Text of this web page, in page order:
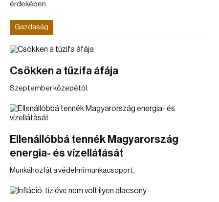
érdekében.
Gazdaság
Csökken a tűzifa áfája
Szeptember közepétől.
Ellenállóbbá tennék Magyarország
energia- és vízellátását
Munkához lát a védelmi munkacsoport.